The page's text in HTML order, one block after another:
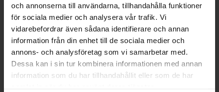
och annonserna till användarna, tillhandahålla funktioner
för sociala medier och analysera vår trafik. Vi
vidarebefordrar även sådana identifierare och annan
information från din enhet till de sociala medier och
annons- och analysföretag som vi samarbetar med.
Dessa kan i sin tur kombinera informationen med annan
information som du har tillhandahållit eller som de har
SAMLA BONUS I KUNDKLUBBEN
Håll dig uppdaterad
PRENUMERERA PÅ VÅRT NYHETSBREV